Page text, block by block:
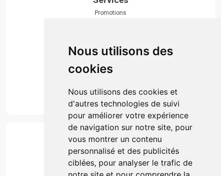
Nous utilisons des
cookies
Nous utilisons des cookies et
d'autres technologies de suivi
pour améliorer votre expérience
de navigation sur notre site, pour
vous montrer un contenu
personnalisé et des publicités
ciblées, pour analyser le trafic de
Promotions
Actualités & conseils
Événements
Marques
Suivez-nous
Paiement
Simple, rapide et 100% sécurisé